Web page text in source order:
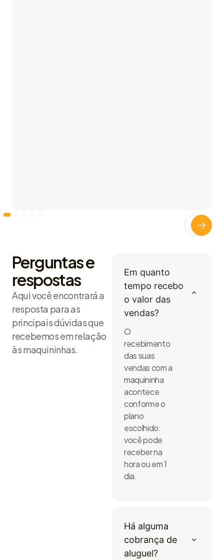
Perguntas e
respostas
Aqui você encontrará a
resposta para as
principais dúvidas que
recebemos em relação
às maquininhas.
Em quanto
tempo recebo
o valor das
vendas?
O
recebimento
das suas
vendas com a
maquininha
acontece
conforme o
plano
escolhido:
você pode
receber na
hora ou em 1
dia.
Há alguma
cobrança de
aluguel?